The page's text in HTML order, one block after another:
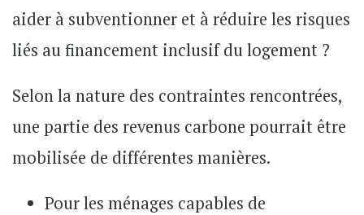
aider à subventionner et à réduire les risques
liés au financement inclusif du logement ?
Selon la nature des contraintes rencontrées,
une partie des revenus carbone pourrait être
mobilisée de différentes manières.
Pour les ménages capables de